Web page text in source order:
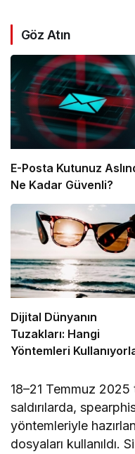
Göz Atın
E-Posta Kutunuz
Ne Kadar Güvenli?
Dijital Dünyanın
Tuzakları: Hangi
Yöntemleri
18–21 Temmuz 2025
saldırılarda,
yöntemleriyle
dosyaları kullanıldı.